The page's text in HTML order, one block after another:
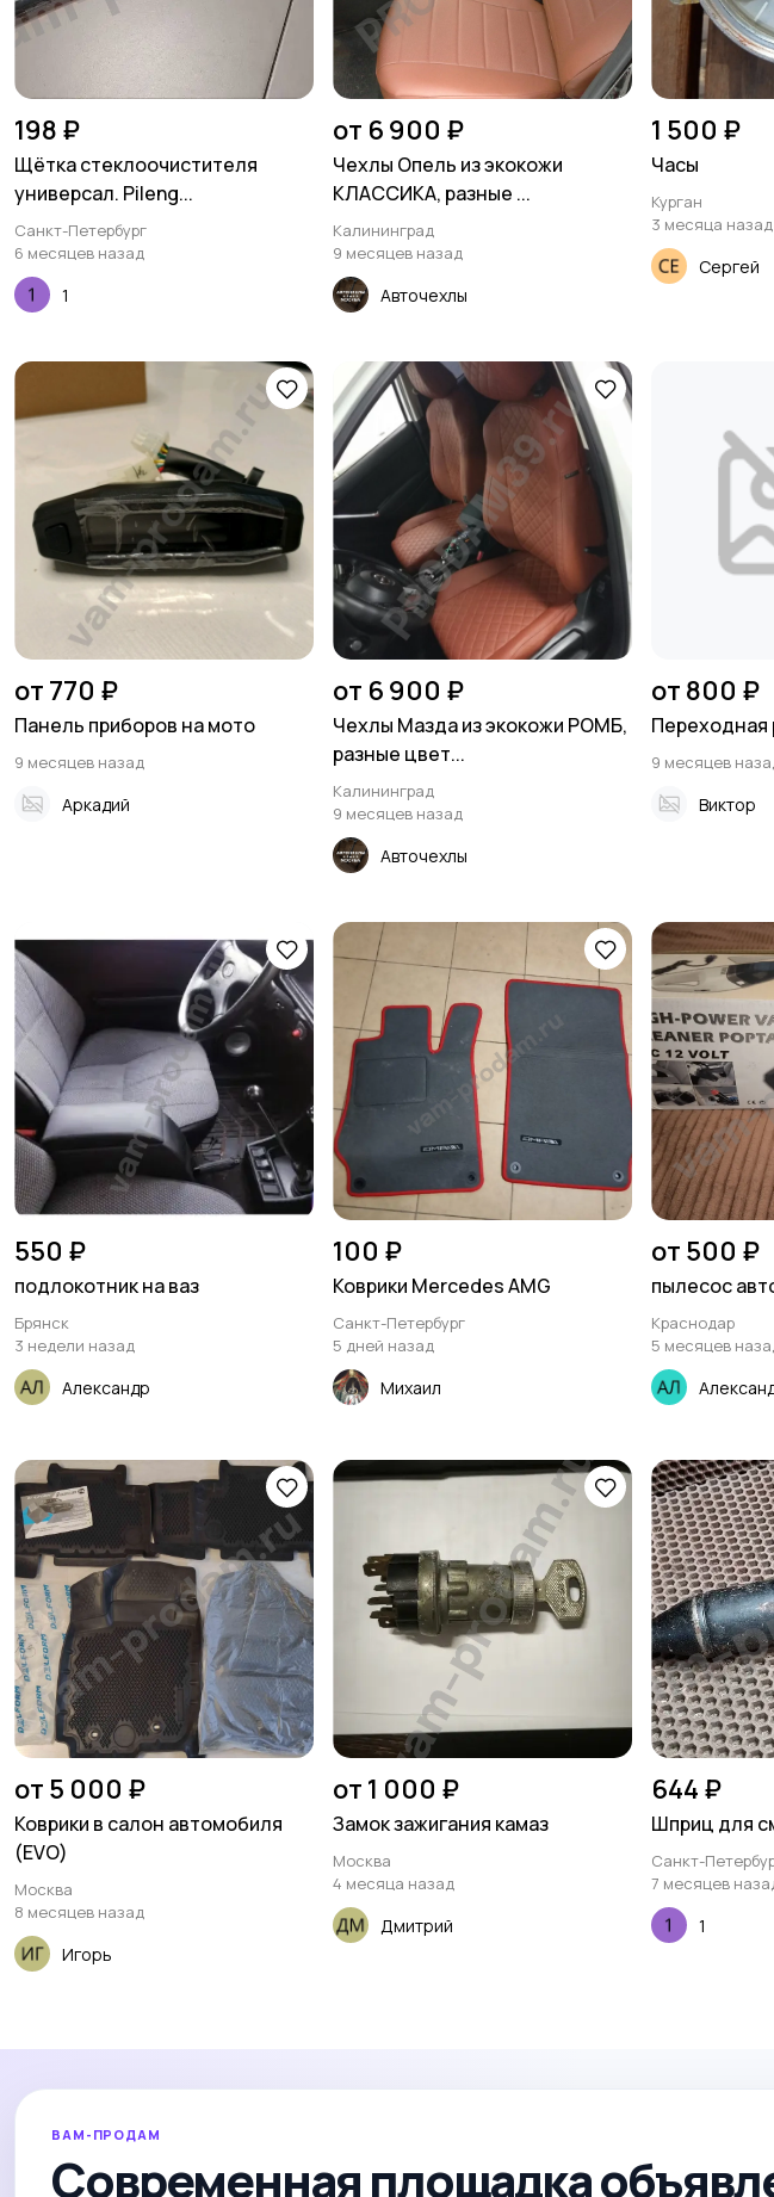
198 ₽
Щётка стеклоочистителя
универсал. Pileng...
Санкт-Петербург
6 месяцев назад
1
от 6 900 ₽
Чехлы Опель из экокожи
КЛАССИКА, разные ...
Калининград
9 месяцев назад
Авточехлы
1 500 ₽
Часы
Курган
3 месяца назад
Сергей
от 770 ₽
Панель приборов на мото
9 месяцев назад
Аркадий
от 6 900 ₽
Чехлы Мазда из экокожи РОМБ,
разные цвет...
Калининград
9 месяцев назад
Авточехлы
от 800 ₽
Переходная
9 месяцев
Виктор
550 ₽
подлокотник на ваз
Брянск
3 недели назад
Александр
100 ₽
Коврики Mercedes AMG
Санкт-Петербург
5 дней назад
Михаил
от 500 ₽
пылесос
Краснодар
5 месяцев
от 5 000 ₽
Коврики в салон автомобиля
(EVO)
Москва
8 месяцев назад
Игорь
от 1 000 ₽
Замок зажигания камаз
Москва
4 месяца назад
Дмитрий
644 ₽
Шприц для
Санкт-
7 месяцев
1
ВАМ-ПРОДАМ
Современная площадка